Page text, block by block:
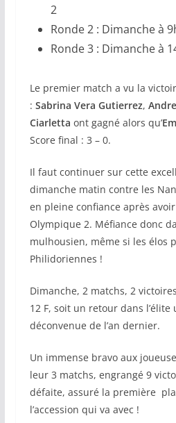
2
Ronde 2 : Dimanche à
Ronde 3 : Dimanche à
Le premier match a vu la
: Sabrina Vera Gutierrez,
Ciarletta ont gagné alors qu’
Score final : 3 – 0.
Il faut continuer sur cette
dimanche matin contre les
en pleine confiance après
Olympique 2. Méfiance donc
mulhousien, même si les élos
Philidoriennes !
Dimanche, 2 matchs, 2
12 F, soit un retour dans l’élite
déconvenue de l’an dernier.
Un immense bravo aux
leur 3 matchs, engrangé 9
défaite, assuré la première
l’accession qui va avec !